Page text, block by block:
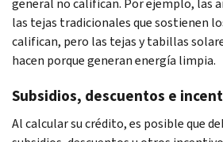
las tejas tradicionales que sostienen
califican, pero las tejas y tabillas
hacen porque generan energía limpia.
Subsidios, descuentos e
Al calcular su crédito, es posible que